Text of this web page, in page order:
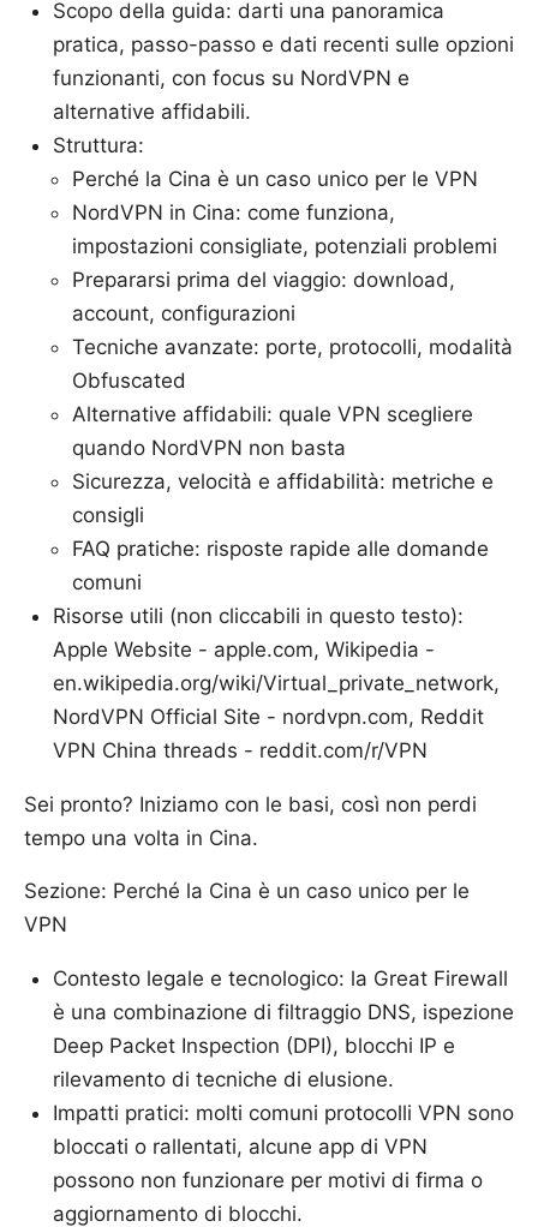
Scopo della guida: darti una panoramica
pratica, passo-passo e dati recenti sulle opzioni
funzionanti, con focus su NordVPN e
alternative affidabili.
Struttura:
Perché la Cina è un caso unico per le VPN
NordVPN in Cina: come funziona,
impostazioni consigliate, potenziali problemi
Prepararsi prima del viaggio: download,
account, configurazioni
Tecniche avanzate: porte, protocolli, modalità
Obfuscated
Alternative affidabili: quale VPN scegliere
quando NordVPN non basta
Sicurezza, velocità e affidabilità: metriche e
consigli
FAQ pratiche: risposte rapide alle domande
comuni
Risorse utili (non cliccabili in questo testo):
Apple Website - apple.com, Wikipedia -
en.wikipedia.org/wiki/Virtual_private_network,
NordVPN Official Site - nordvpn.com, Reddit
VPN China threads - reddit.com/r/VPN
Sei pronto? Iniziamo con le basi, così non perdi
tempo una volta in Cina.
Sezione: Perché la Cina è un caso unico per le
VPN
Contesto legale e tecnologico: la Great Firewall
è una combinazione di filtraggio DNS, ispezione
Deep Packet Inspection (DPI), blocchi IP e
rilevamento di tecniche di elusione.
Impatti pratici: molti comuni protocolli VPN sono
bloccati o rallentati, alcune app di VPN
possono non funzionare per motivi di firma o
aggiornamento di blocchi.